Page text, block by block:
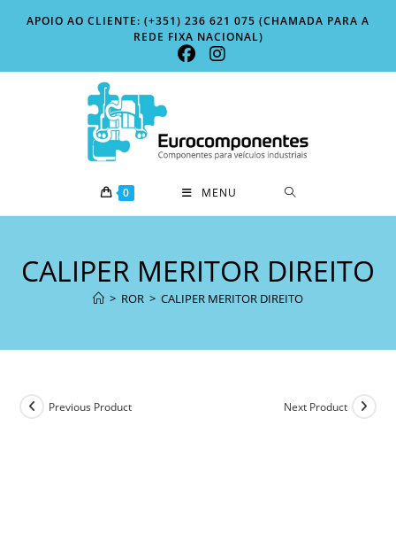
APOIO AO CLIENTE: (+351) 236 621 075 (CHAMADA PARA A
REDE FIXA NACIONAL)
0 MENU
CALIPER MERITOR DIREITO
> ROR > CALIPER MERITOR DIREITO
Previous Product Next Product